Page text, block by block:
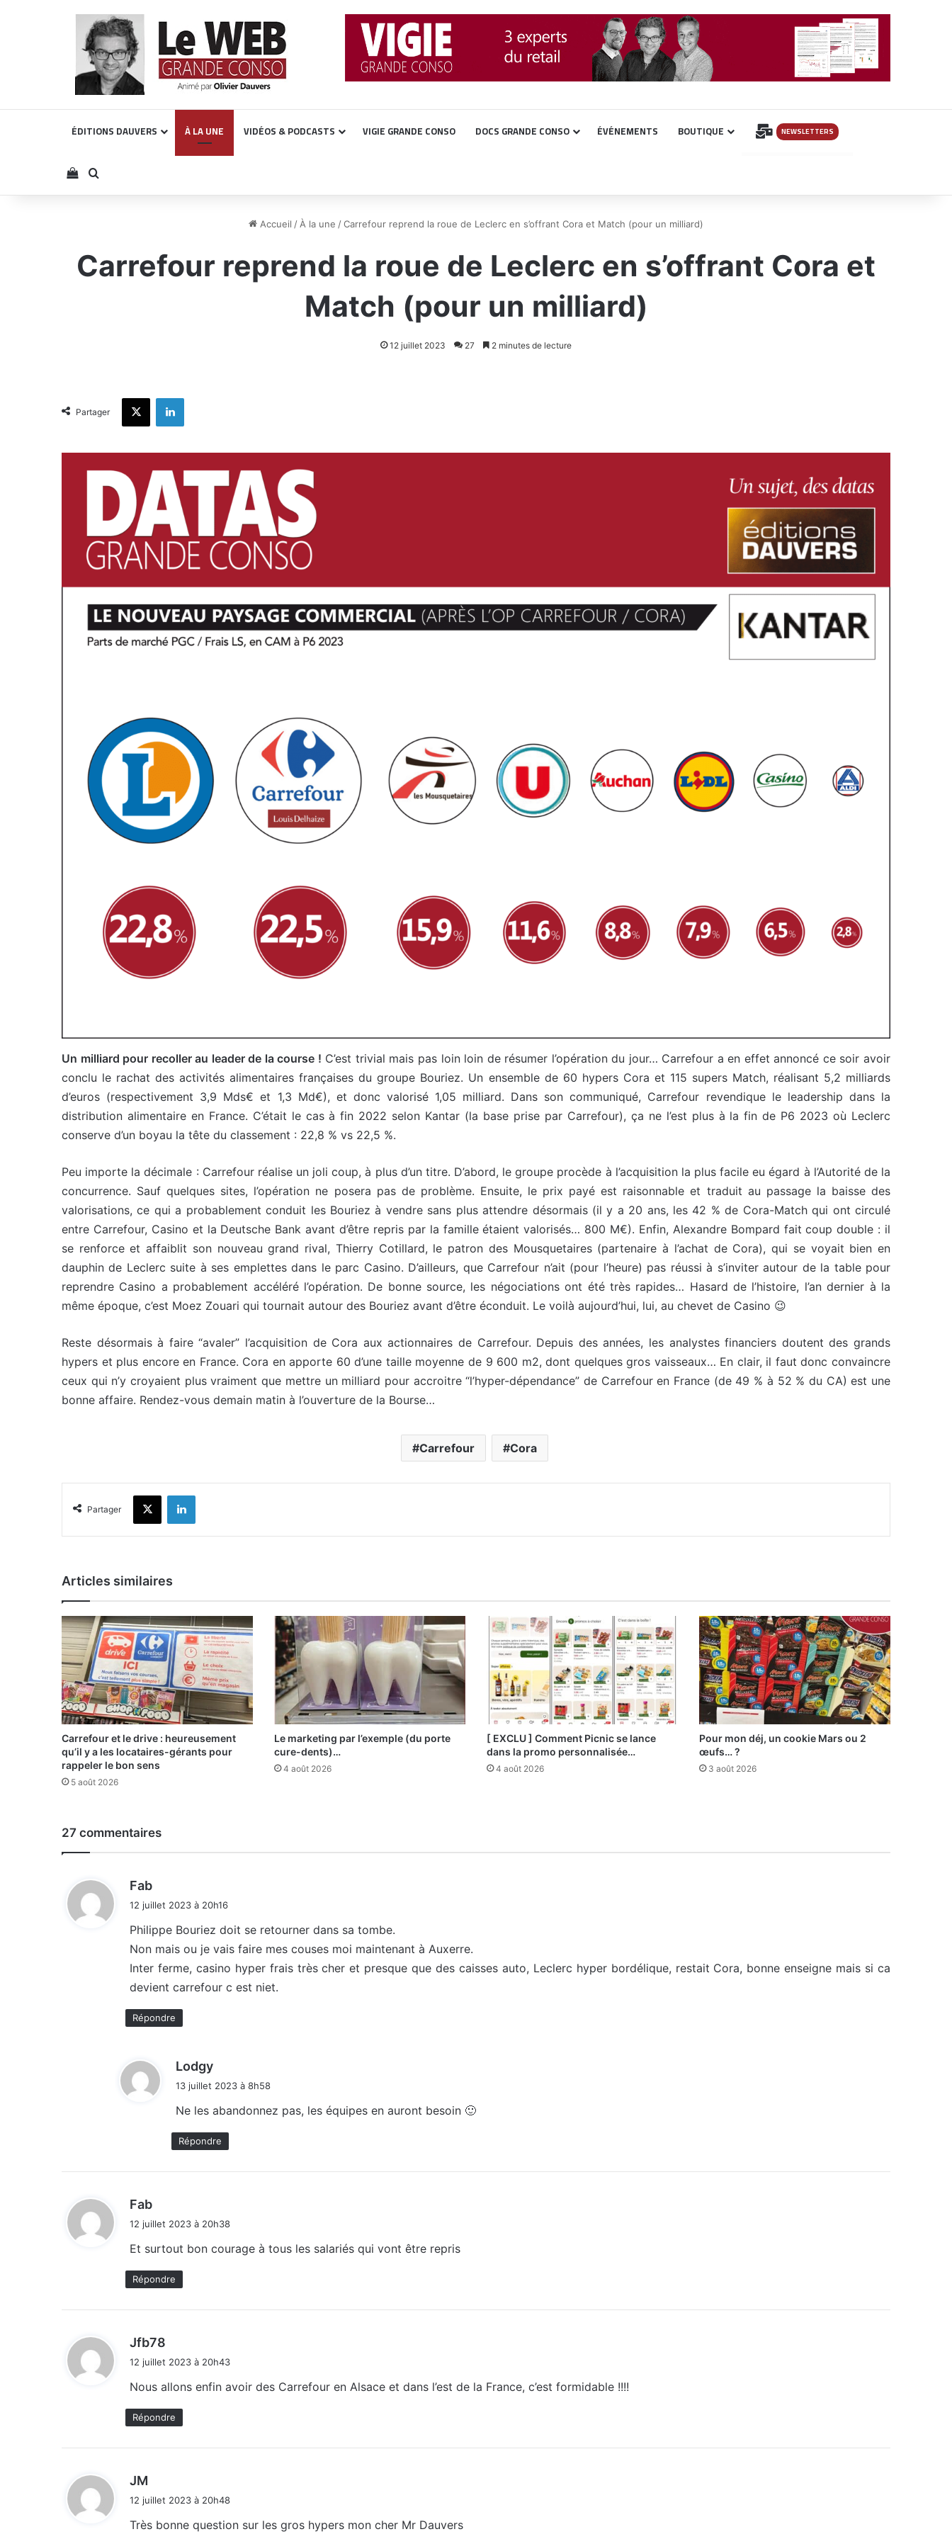
ÉDITIONS DAUVERS À LA UNE VIDÉOS & PODCASTS VIGIE GRANDE CONSO DOCS GRANDE CONSO ÉVÉNEMENTS BOUTIQUE INSCRIPTION
NEWSLETTERS
Voir votre panier
Rechercher
Accueil / À la une /Carrefour reprend la roue de Leclerc en s’offrant Cora et Match (pour un milliard)
Carrefour reprend la roue de Leclerc en s’offrant Cora et
Match (pour un milliard)
12 juillet 2023 27 2 minutes de lecture
Partager
X Linkedin
Un milliard pour recoller au leader de la course ! C’est trivial mais pas loin loin de résumer l’opération du jour… Carrefour a en effet annoncé ce soir avoir
conclu le rachat des activités alimentaires françaises du groupe Bouriez. Un ensemble de 60 hypers Cora et 115 supers Match, réalisant 5,2 milliards
d’euros (respectivement 3,9 Mds€ et 1,3 Md€), et donc valorisé 1,05 milliard. Dans son communiqué, Carrefour revendique le leadership dans la
distribution alimentaire en France. C’était le cas à fin 2022 selon Kantar (la base prise par Carrefour), ça ne l’est plus à la fin de P6 2023 où Leclerc
conserve d’un boyau la tête du classement : 22,8 % vs 22,5 %.
Peu importe la décimale : Carrefour réalise un joli coup, à plus d’un titre. D’abord, le groupe procède à l’acquisition la plus facile eu égard à l’Autorité de la
concurrence. Sauf quelques sites, l’opération ne posera pas de problème. Ensuite, le prix payé est raisonnable et traduit au passage la baisse des
valorisations, ce qui a probablement conduit les Bouriez à vendre sans plus attendre désormais (il y a 20 ans, les 42 % de Cora-Match qui ont circulé
entre Carrefour, Casino et la Deutsche Bank avant d’être repris par la famille étaient valorisés… 800 M€). Enfin, Alexandre Bompard fait coup double : il
se renforce et affaiblit son nouveau grand rival, Thierry Cotillard, le patron des Mousquetaires (partenaire à l’achat de Cora), qui se voyait bien en
dauphin de Leclerc suite à ses emplettes dans le parc Casino. D’ailleurs, que Carrefour n’ait (pour l’heure) pas réussi à s’inviter autour de la table pour
reprendre Casino a probablement accéléré l’opération. De bonne source, les négociations ont été très rapides… Hasard de l’histoire, l’an dernier à la
même époque, c’est Moez Zouari qui tournait autour des Bouriez avant d’être éconduit. Le voilà aujourd’hui, lui, au chevet de Casino 😉
Reste désormais à faire “avaler” l’acquisition de Cora aux actionnaires de Carrefour. Depuis des années, les analystes financiers doutent des grands
hypers et plus encore en France. Cora en apporte 60 d’une taille moyenne de 9 600 m2, dont quelques gros vaisseaux… En clair, il faut donc convaincre
ceux qui n’y croyaient plus vraiment que mettre un milliard pour accroitre “l’hyper-dépendance” de Carrefour en France (de 49 % à 52 % du CA) est une
bonne affaire. Rendez-vous demain matin à l’ouverture de la Bourse…
Carrefour Cora
Partager
X Linkedin
Articles similaires
Carrefour et le drive : heureusement
qu’il y a les locataires-gérants pour
rappeler le bon sens
5 août 2026
Le marketing par l’exemple (du porte
cure-dents)…
4 août 2026
[ EXCLU ] Comment Picnic se lance
dans la promo personnalisée…
4 août 2026
Pour mon déj, un cookie Mars ou 2
œufs… ?
3 août 2026
27 commentaires
Fab
12 juillet 2023 à 20h16
Philippe Bouriez doit se retourner dans sa tombe.
Non mais ou je vais faire mes couses moi maintenant à Auxerre.
Inter ferme, casino hyper frais très cher et presque que des caisses auto, Leclerc hyper bordélique, restait Cora, bonne enseigne mais si ca
devient carrefour c est niet.
Répondre
Lodgy
13 juillet 2023 à 8h58
Ne les abandonnez pas, les équipes en auront besoin 🙂
Répondre
Fab
12 juillet 2023 à 20h38
Et surtout bon courage à tous les salariés qui vont être repris
Répondre
Jfb78
12 juillet 2023 à 20h43
Nous allons enfin avoir des Carrefour en Alsace et dans l’est de la France, c’est formidable !!!!
Répondre
JM
12 juillet 2023 à 20h48
Très bonne question sur les gros hypers mon cher Mr Dauvers